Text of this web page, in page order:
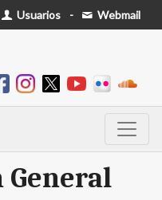
Usuarios - Webmail